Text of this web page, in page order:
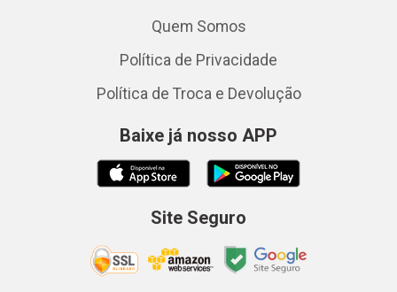
Quem Somos
Política de Privacidade
Política de Troca e Devolução
Baixe já nosso APP
Site Seguro